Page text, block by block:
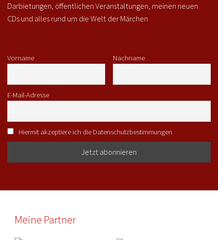
Darbietungen, öffentlichen Veranstaltungen, meinen neuen
CDs und alles rund um die Welt der Märchen
Vorname Nachname
E-Mail-Adresse
Hiermit akzeptiere ich die Datenschutzbestimmungen
Meine Partner